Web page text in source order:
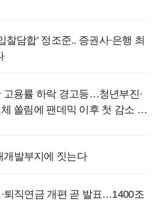
찰담합’ 정조준.. 증권사·은행 최
고용률 하락 경고등…청년부진·
쏠림에 팬데믹 이후 첫 감소 위
개발부지에 짓는다
퇴직연금 개편 곧 발표…1400조